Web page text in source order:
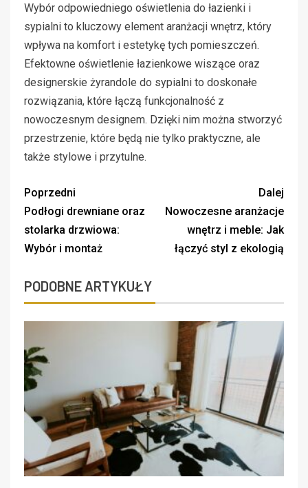
Wybór odpowiedniego oświetlenia do łazienki i
sypialni to kluczowy element aranżacji wnętrz, który
wpływa na komfort i estetykę tych pomieszczeń.
Efektowne oświetlenie łazienkowe wiszące oraz
designerskie żyrandole do sypialni to doskonałe
rozwiązania, które łączą funkcjonalność z
nowoczesnym designem. Dzięki nim można stworzyć
przestrzenie, które będą nie tylko praktyczne, ale
także stylowe i przytulne.
Poprzedni
Podłogi drewniane oraz
stolarka drzwiowa:
Wybór i montaż
Dalej
Nowoczesne aranżacje
wnętrz i meble: Jak
łączyć styl z ekologią
PODOBNE ARTYKUŁY